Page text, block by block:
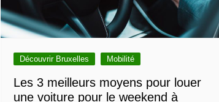
Découvrir Bruxelles Mobilité
Les 3 meilleurs moyens pour louer
une voiture pour le weekend à